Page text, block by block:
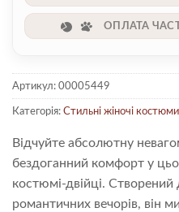
ОПЛАТА
Артикул: 00005449
Категорія: Стильні жіночі костюми
Відчуйте абсолютну
бездоганний комфорт у
костюмі-двійці. Створений
романтичних вечорів, він